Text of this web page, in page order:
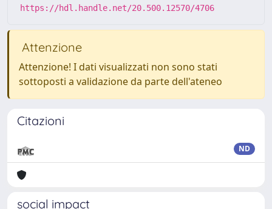
https://hdl.handle.net/20.500.12570/4706
Attenzione
Attenzione! I dati visualizzati non sono stati
sottoposti a validazione da parte dell'ateneo
Citazioni
ND
social impact